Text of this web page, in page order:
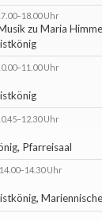
Uhr
zu Maria
Uhr
Uhr
Pfarreisaal
Uhr
Mariennische